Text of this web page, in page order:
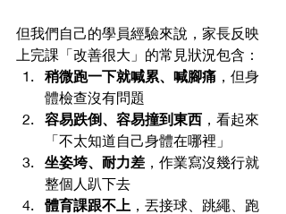
但我們自己的學員經驗來說，家長反映
上完課「改善很大」的常見狀況包含：
稍微跑一下就喊累、喊腳痛 ，但身
體檢查沒有問題
容易跌倒、容易撞到東西 ，看起來
「不太知道自己身體在哪裡」
坐姿垮、耐力差 ，作業寫沒幾行就
整個人趴下去
體育課跟不上 ，丟接球、跳繩、跑